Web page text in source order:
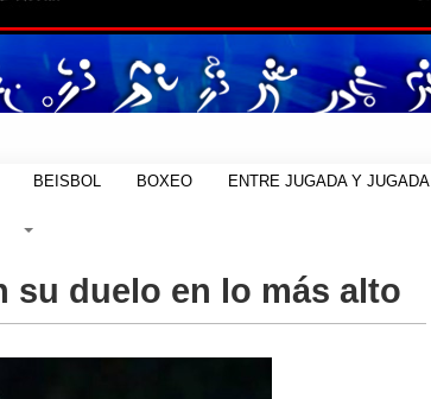
BEISBOL BOXEO ENTRE JUGADA Y JUGADA
su duelo en lo más alto